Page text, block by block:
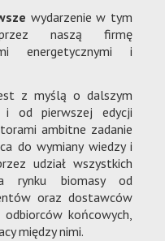
wydarzenie w tym
naszą firmę
energetycznymi i
z myślą o dalszym
i od pierwszej edycji
ambitne zadanie
do wymiany wiedzy i
udział wszystkich
rynku biomasy od
oraz dostawców
końcowych,
między nimi.